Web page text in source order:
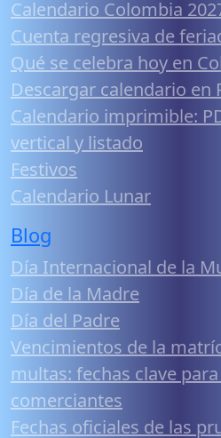
Calendario Colombia
Cuenta regresiva de
Qué se celebra hoy en
Descargar calendario en
Calendario imprimible:
vertical y listado
Festivos
Calendario Lunar
Blog
Día Internacional de la
Día de la Madre
Día del Padre
Vencimientos de la
multas: fechas clave
comerciantes
Fechas oficiales de las